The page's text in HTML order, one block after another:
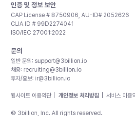
인증 및 정보 보안
CAP License # 8750906, AU-ID# 2052626
CLIA ID # 99D2274041
ISO/IEC 27001:2022
문의
일반 문의: support@3billion.io
채용: recruiting@3billion.io
투자/홍보: ir@3billion.io
웹사이트 이용약관 개인정보 처리방침 서비스 이용
© 3billion, Inc. All rights reserved.